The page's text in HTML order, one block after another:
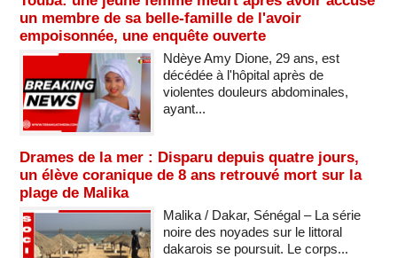
un membre de sa belle-famille de l'avoir
empoisonnée, une enquête ouverte
Ndèye Amy Dione, 29 ans, est
décédée à l'hôpital après de
violentes douleurs abdominales,
ayant...
Drames de la mer : Disparu depuis quatre jours,
un élève coranique de 8 ans retrouvé mort sur la
plage de Malika
Malika / Dakar, Sénégal – La série
noire des noyades sur le littoral
dakarois se poursuit. Le corps...